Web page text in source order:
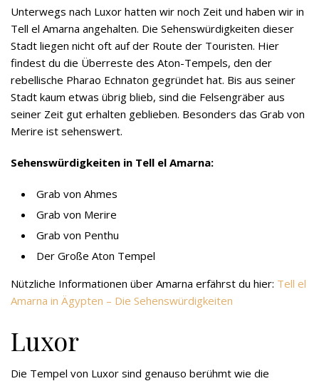
Unterwegs nach Luxor hatten wir noch Zeit und haben wir in
Tell el Amarna angehalten. Die Sehenswürdigkeiten dieser
Stadt liegen nicht oft auf der Route der Touristen. Hier
findest du die Überreste des Aton-Tempels, den der
rebellische Pharao Echnaton gegründet hat. Bis aus seiner
Stadt kaum etwas übrig blieb, sind die Felsengräber aus
seiner Zeit gut erhalten geblieben. Besonders das Grab von
Merire ist sehenswert.
Sehenswürdigkeiten in Tell el Amarna:
Grab von Ahmes
Grab von Merire
Grab von Penthu
Der Große Aton Tempel
Nützliche Informationen über Amarna erfährst du hier: Tell el
Amarna in Ägypten – Die Sehenswürdigkeiten
Luxor
Die Tempel von Luxor sind genauso berühmt wie die